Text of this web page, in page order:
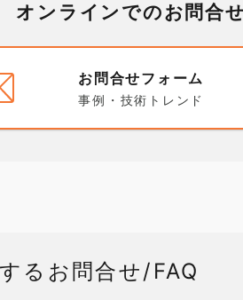
オンラインでのお問合せ
お問合せフォーム
事例・技術トレンド
るお問合せ/FAQ